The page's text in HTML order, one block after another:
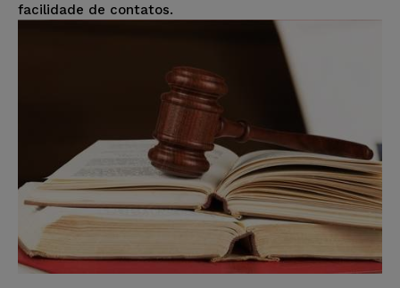
facilidade de contatos.